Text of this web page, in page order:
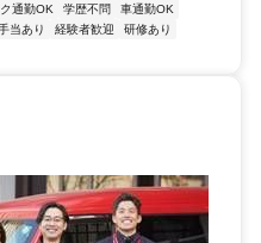
通勤OK 学歴不問
車通勤OK
当あり 経験者歓迎
研修あり